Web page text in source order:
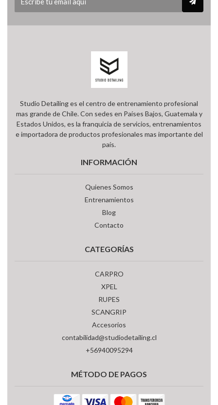
Studio Detailing es el centro de entrenamiento profesional
mas grande de Chile. Con sedes en Países Bajos, Guatemala y
Estados Unidos, es la franquicia de servicios, entrenamientos
e importadora de productos profesionales mas importante del
país.
INFORMACIÓN
Quienes Somos
Entrenamientos
Blog
Contacto
CATEGORÍAS
CARPRO
XPEL
RUPES
SCANGRIP
Accesorios
contabilidad@studiodetailing.cl
+56940095294
MÉTODO DE PAGOS